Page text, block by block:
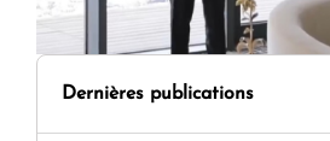
Dernières publications